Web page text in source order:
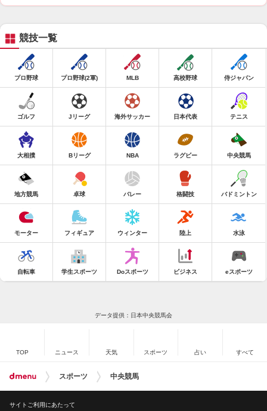
競技一覧
プロ野球 プロ野球(2軍) MLB 高校野球 侍ジャパン
ゴルフ Jリーグ 海外サッカー 日本代表 テニス
大相撲 Bリーグ NBA ラグビー 中央競馬
地方競馬 卓球 バレー 格闘技 バドミントン
モーター フィギュア ウィンター 陸上 水泳
自転車 学生スポーツ Doスポーツ ビジネス eスポーツ
データ提供：日本中央競馬会
TOP ニュース 天気 スポーツ 占い すべて
スポーツ 中央競馬
サイトご利用にあたって